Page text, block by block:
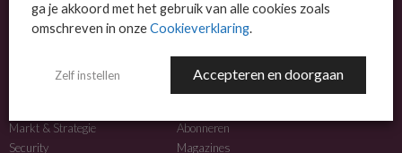
MSP Business is het kennisplatform voor IT-dienstverleners met MKB-focus.
NIEUWS
Markt & Strategie
Security
MEER INFO
Abonneren
Magazines
ga je akkoord met het gebruik van alle cookies zoals
omschreven in onzeCookieverklaring.
Zelf instellen Accepteren en doorgaan